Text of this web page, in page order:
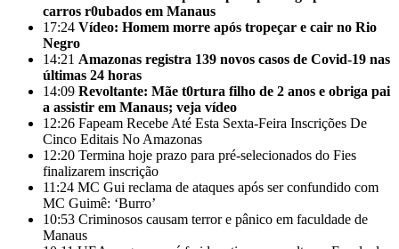
carros r0ubados em Manaus
17:24 Vídeo: Homem morre após tropeçar e cair no Rio
Negro
14:21 Amazonas registra 139 novos casos de Covid-19 nas
últimas 24 horas
14:09 Revoltante: Mãe t0rtura filho de 2 anos e obriga pai
a assistir em Manaus; veja vídeo
12:26 Fapeam Recebe Até Esta Sexta-Feira Inscrições De
Cinco Editais No Amazonas
12:20 Termina hoje prazo para pré-selecionados do Fies
finalizarem inscrição
11:24 MC Gui reclama de ataques após ser confundido com
MC Guimê: ‘Burro’
10:53 Criminosos causam terror e pânico em faculdade de
Manaus